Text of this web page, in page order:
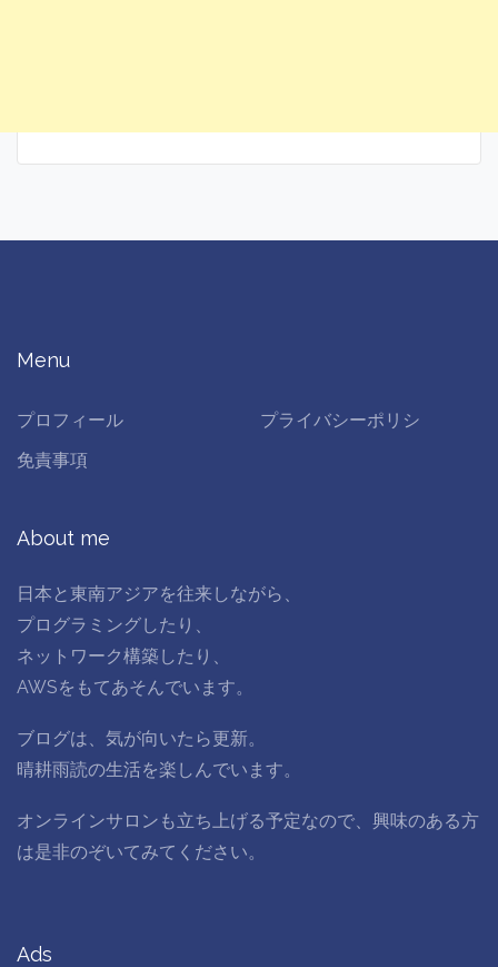
Menu
プロフィール
プライバシーポリシ
免責事項
About me
日本と東南アジアを往来しながら、
プログラミングしたり、
ネットワーク構築したり、
AWSをもてあそんでいます。
ブログは、気が向いたら更新。
晴耕雨読の生活を楽しんでいます。
オンラインサロンも立ち上げる予定なので、興味のある方
は是非のぞいてみてください。
Ads